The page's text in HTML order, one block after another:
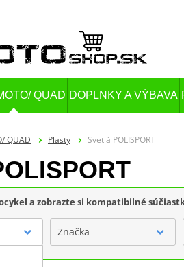
QUAD DOPLNKY A VÝBAVA
QUAD Plasty Svetlá POLISPORT
a zobrazte si kompatibilné
Značka